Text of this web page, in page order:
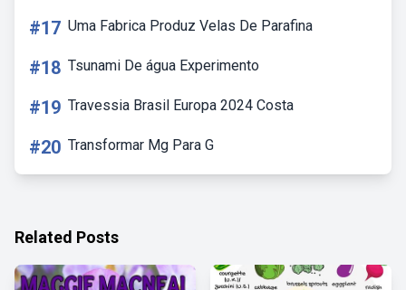
#17 Uma Fabrica Produz Velas De Parafina
#18 Tsunami De água Experimento
#19 Travessia Brasil Europa 2024 Costa
#20 Transformar Mg Para G
Related Posts